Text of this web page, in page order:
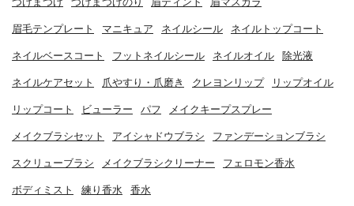
眉毛テンプレート マニキュア ネイルシール ネイルトップコート
ネイルベースコート フットネイルシール ネイルオイル 除光液
ネイルケアセット 爪やすり・爪磨き クレヨンリップ リップオイル
リップコート ビューラー パフ メイクキープスプレー
メイクブラシセット アイシャドウブラシ ファンデーションブラシ
スクリューブラシ メイクブラシクリーナー フェロモン香水
ボディミスト 練り香水 香水